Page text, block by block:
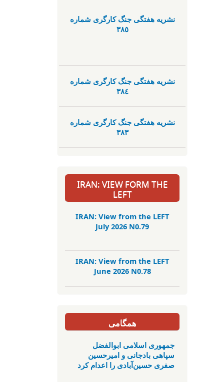
نشریە هفتگی جنگ کارگری شمارە
٣٨٥
نشریە هفتگی جنگ کارگری شمارە
٣٨٤
نشریە هفتگی جنگ کارگری شمارە
٣٨٣
IRAN: VIEW FORM THE
LEFT
IRAN: View from the LEFT
July 2026 N0.79
IRAN: View from the LEFT
June 2026 N0.78
همگامی
جمهوری اسلامی ابوالفضل
سپاهی بادجانی و امیرحسین
صفری حسین‌آبادی را اعدام کرد